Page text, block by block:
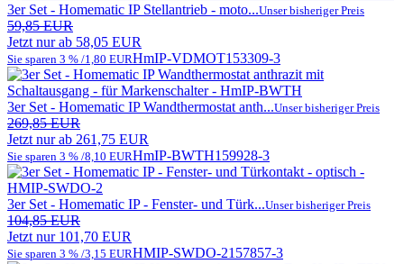
3er Set - Homematic IP Stellantrieb - moto...Unser bisheriger Preis
59,85 EUR
Jetzt nur ab 58,05 EUR
Sie sparen 3 % /1,80 EURHmIP-VDMOT153309-3
3er Set - Homematic IP Wandthermostat anth...Unser bisheriger Preis
269,85 EUR
Jetzt nur ab 261,75 EUR
Sie sparen 3 % /8,10 EURHmIP-BWTH159928-3
3er Set - Homematic IP - Fenster- und Türk...Unser bisheriger Preis
104,85 EUR
Jetzt nur 101,70 EUR
Sie sparen 3 % /3,15 EURHMIP-SWDO-2157857-3